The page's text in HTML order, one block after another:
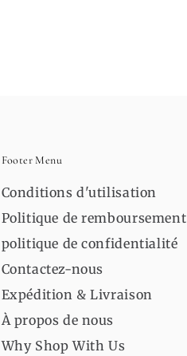
Footer Menu
Conditions d'utilisation
Politique de remboursement
politique de confidentialité
Contactez-nous
Expédition & Livraison
À propos de nous
Why Shop With Us